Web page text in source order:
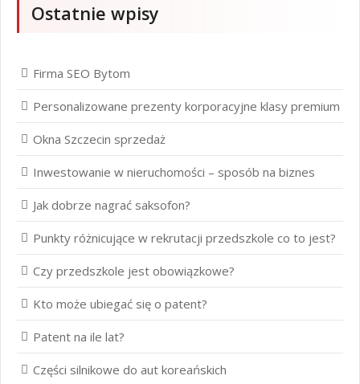
Ostatnie wpisy
Firma SEO Bytom
Personalizowane prezenty korporacyjne klasy premium
Okna Szczecin sprzedaż
Inwestowanie w nieruchomości – sposób na biznes
Jak dobrze nagrać saksofon?
Punkty różnicujące w rekrutacji przedszkole co to jest?
Czy przedszkole jest obowiązkowe?
Kto może ubiegać się o patent?
Patent na ile lat?
Części silnikowe do aut koreańskich